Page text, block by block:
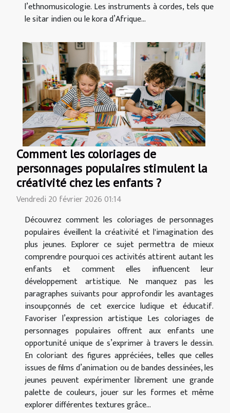
l’ethnomusicologie. Les instruments à cordes, tels que
le sitar indien ou le kora d’Afrique...
Comment les coloriages de
personnages populaires stimulent la
créativité chez les enfants ?
Vendredi 20 février 2026 01:14
Découvrez comment les coloriages de personnages
populaires éveillent la créativité et l'imagination des
plus jeunes. Explorer ce sujet permettra de mieux
comprendre pourquoi ces activités attirent autant les
enfants et comment elles influencent leur
développement artistique. Ne manquez pas les
paragraphes suivants pour approfondir les avantages
insoupçonnés de cet exercice ludique et éducatif.
Favoriser l’expression artistique Les coloriages de
personnages populaires offrent aux enfants une
opportunité unique de s’exprimer à travers le dessin.
En coloriant des figures appréciées, telles que celles
issues de films d’animation ou de bandes dessinées, les
jeunes peuvent expérimenter librement une grande
palette de couleurs, jouer sur les formes et même
explorer différentes textures grâce...